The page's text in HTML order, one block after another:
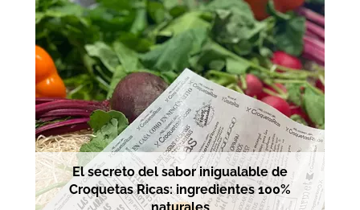
El secreto del sabor inigualable de
Croquetas Ricas: ingredientes 100%